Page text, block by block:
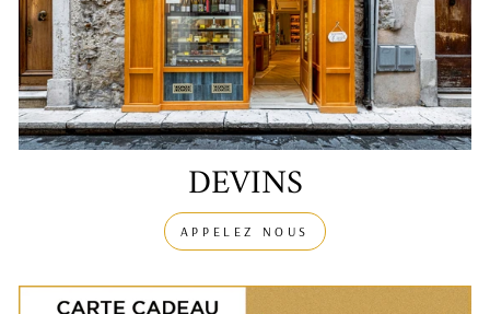
DEVINS
APPELEZ NOUS